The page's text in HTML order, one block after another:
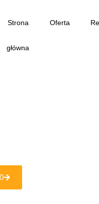
Strona
główna
Oferta